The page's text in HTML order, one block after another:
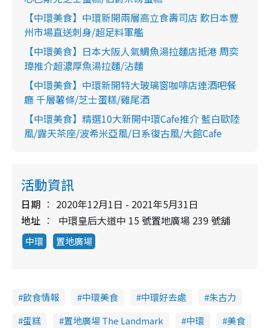
【中環美食】中環新開兩層高立食壽司店 歎日本豐
州市場直送刺身/超足料軍艦
【中環美食】日本大阪人氣鯛魚湯拉麵店抵港 周奕
瑋推介超濃厚魚湯拉麵/沾麵
【中環美食】中環新開特大玻璃窗咖啡店連酒吧餐
廳 千層薯條/芝士蛋糕/雞尾酒
【中環美食】精選10大新開中環Cafe推介 藍白歐陸
風/露天茶座/波希米亞風/日系復古風/大館Cafe
活動資訊
日期
2020年12月1日 - 2021年5月31日
地址
中環皇后大道中 15 號置地廣場 239 號舖
中環 置地廣場
飲食情報 中環美食 中環好去處
朱古力
蛋糕
置地廣場 The Landmark 中環
美食